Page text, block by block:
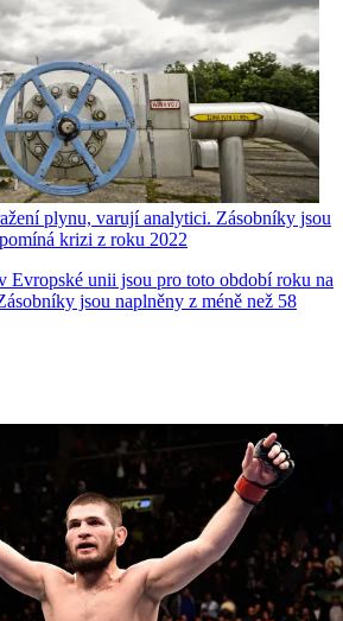
plynu, varují analytici. Zásobníky jsou
krizi z roku 2022
Evropské unii jsou pro toto období roku na
jsou naplněny z méně než 58